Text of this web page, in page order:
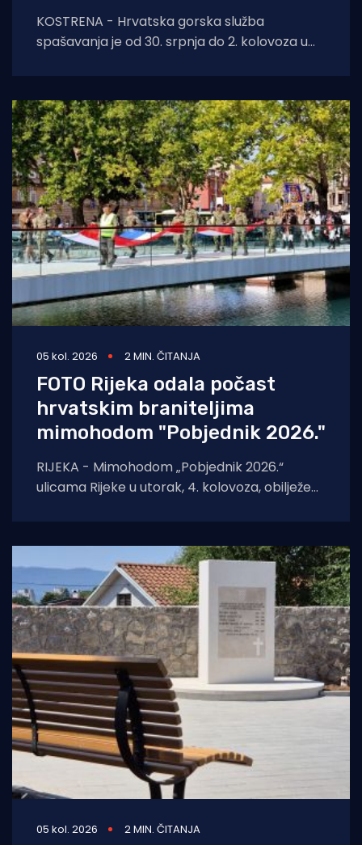
KOSTRENA - Hrvatska gorska služba
spašavanja je od 30. srpnja do 2. kolovoza u
05 kol. 2026 2 MIN. ČITANJA
FOTO Rijeka odala počast
hrvatskim braniteljima
mimohodom "Pobjednik 2026."
RIJEKA - Mimohodom „Pobjednik 2026.“
ulicama Rijeke u utorak, 4. kolovoza, obilježeni
05 kol. 2026 2 MIN. ČITANJA